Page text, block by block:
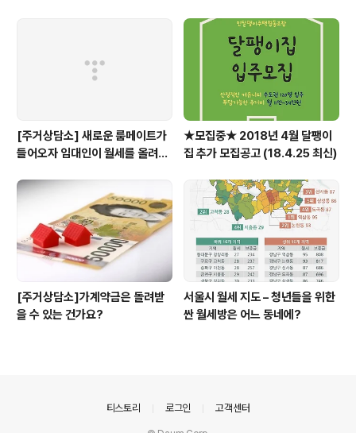
[주거상담소] 새로운 룸메이트가
들어오자 임대인이 월세를 올려달
★모집중★ 2018년 4월 달팽이
집 추가 모집공고 (18.4.25 최신)
[주거상담소]가계약금은 돌려받
을 수 있는 건가요?
서울시 월세 지도 – 청년들을 위한
싼 월세방은 어느 동네에?
티스토리 로그인 고객센터